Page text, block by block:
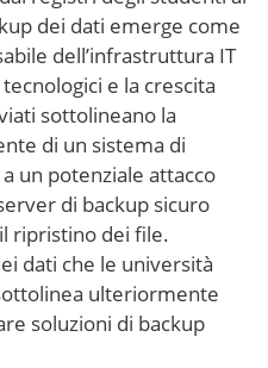
dei dati emerge come
dell’infrastruttura IT
e la crescita
sottolineano la
di un sistema di
un potenziale attacco
di backup sicuro
ripristino dei file.
dati che le università
ulteriormente
soluzioni di backup